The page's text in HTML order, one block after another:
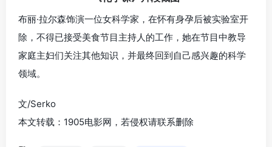
布丽·拉尔森饰演一位女科学家，在怀有身孕后被实验室开
除，不得已接受美食节目主持人的工作，她在节目中教导
家庭主妇们关注其他知识，并最终回到自己感兴趣的科学
领域。
文/Serko
本文转载：1905电影网，若侵权请联系删除